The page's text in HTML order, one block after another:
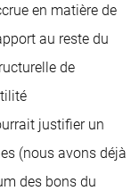
en matière de
au reste du
de
justifier un
(nous avons déjà
des bons du